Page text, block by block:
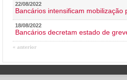
22/08/2022
Bancários intensificam mobilização
18/08/2022
Bancários decretam estado de
« anterior